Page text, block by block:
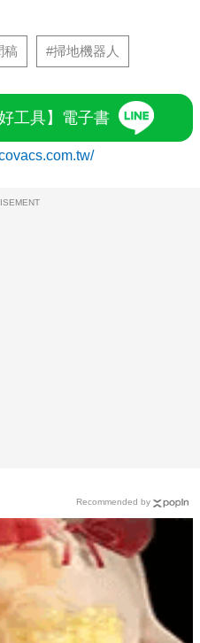
稿 #掃地機器人
工具】電子書
Recommended by